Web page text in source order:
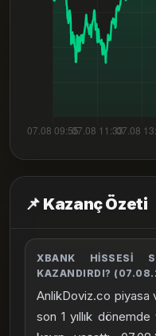
📌 Kazanç Özeti
XBANK HISSESI
KAZANDIRDI?
AnlikDoviz.co piyasa
son 1 yıllık dönemde